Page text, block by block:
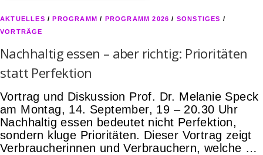
AKTUELLES /PROGRAMM / PROGRAMM 2026 / SONSTIGES /
VORTRÄGE
Nachhaltig essen – aber richtig: Prioritäten
statt Perfektion
Vortrag und Diskussion Prof. Dr. Melanie Speck
am Montag, 14. September, 19 – 20.30 Uhr
Nachhaltig essen bedeutet nicht Perfektion,
sondern kluge Prioritäten. Dieser Vortrag zeigt
Verbraucherinnen und Verbrauchern, welche …